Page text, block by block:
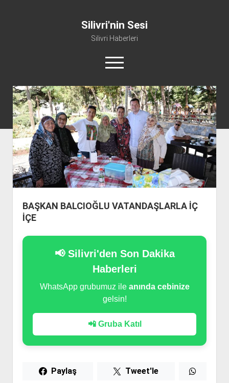
Silivri'nin Sesi
Silivri Haberleri
m
e
ü
y
ü
a
ç
facebook youtube silivri@silivrininsesi1.com whatsapp
Manifesto
Gündem
Haber
Spor
Künye ve İletişim
BAŞKAN BALCIOĞLU VATANDAŞLARLA İÇ
İÇE
📢 Silivri'den Son Dakika
Haberleri
WhatsApp grubumuz ile anında cebinize
gelsin!
📲 Gruba Katıl
Paylaş Tweet'le